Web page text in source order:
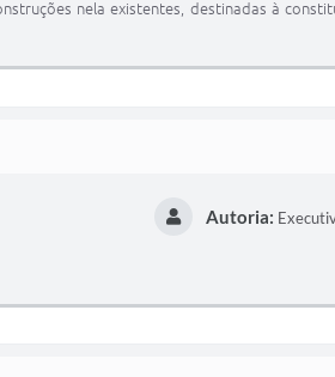
nela existentes, destinadas à
Autoria: